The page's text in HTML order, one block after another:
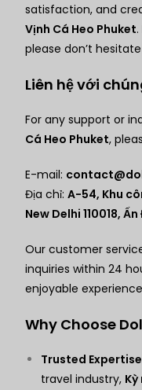
satisfaction, and
Vịnh Cá Heo Phuket
please don’t
Liên hệ với
For any support or
Cá Heo Phuket,
E-mail:
Địa chỉ:A-54, Khu
New Delhi 110018, Ấn
Our customer
inquiries within 24
enjoyable
Why Choose
Trusted Expertise
travel industry,